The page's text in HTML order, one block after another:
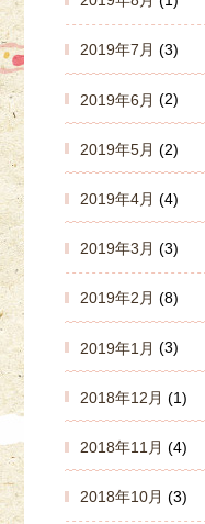
2019年7月 (3)
2019年6月 (2)
2019年5月 (2)
2019年4月 (4)
2019年3月 (3)
2019年2月 (8)
2019年1月 (3)
2018年12月 (1)
2018年11月 (4)
2018年10月 (3)